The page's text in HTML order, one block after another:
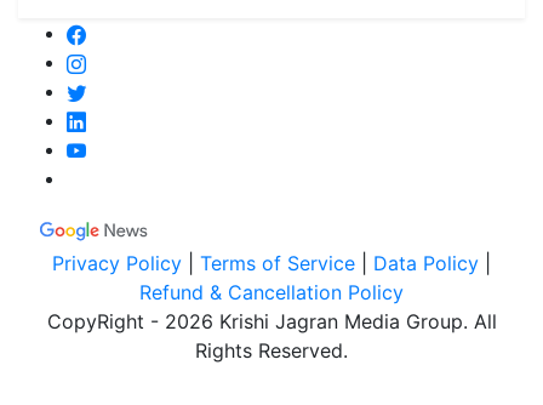
Privacy Policy Terms of Service Data Policy
Refund & Cancellation Policy
CopyRight - 2026 Krishi Jagran Media Group. All
Rights Reserved.